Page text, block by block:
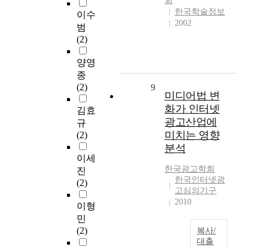
이수
범
(2)
양영
종
(2)
김효
규
(2)
이세
진
(2)
이형
민
(2)
한국학술정보
2002
9
미디어법 변
화가 인터넷
광고산업에
미치는 영향
분석
한국광고학회
한국인터넷광
고심의기구
2010
복사/
대출